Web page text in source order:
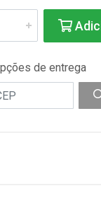
de entrega